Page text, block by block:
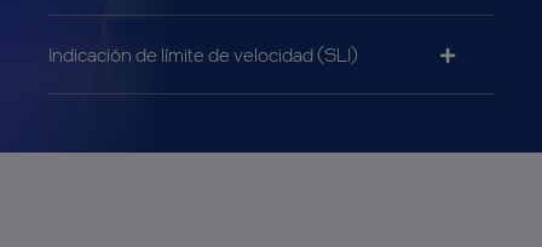
Indicación de límite de velocidad (SLI)